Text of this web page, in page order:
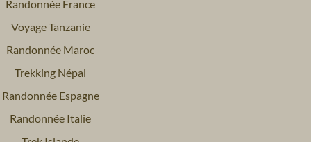
Randonnée France
Voyage Tanzanie
Randonnée Maroc
Trekking Népal
Randonnée Espagne
Randonnée Italie